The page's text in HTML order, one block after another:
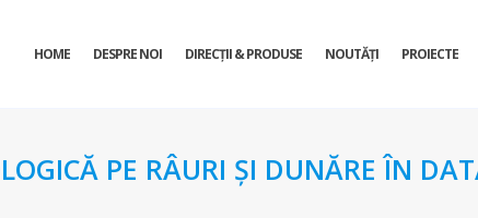
HOME DESPRE NOI DIRECŢII & PRODUSE NOUTĂȚI PROIECTE
PE RÂURI ȘI DUNĂRE ÎN